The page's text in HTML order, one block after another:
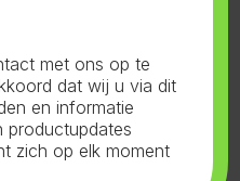
Electro,
Tag:Davin
met ons op te
dat wij u via dit
en informatie
productupdates
zich op elk moment